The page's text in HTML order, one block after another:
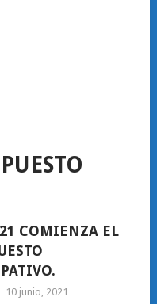
COMIENZA EL
10 junio, 2021